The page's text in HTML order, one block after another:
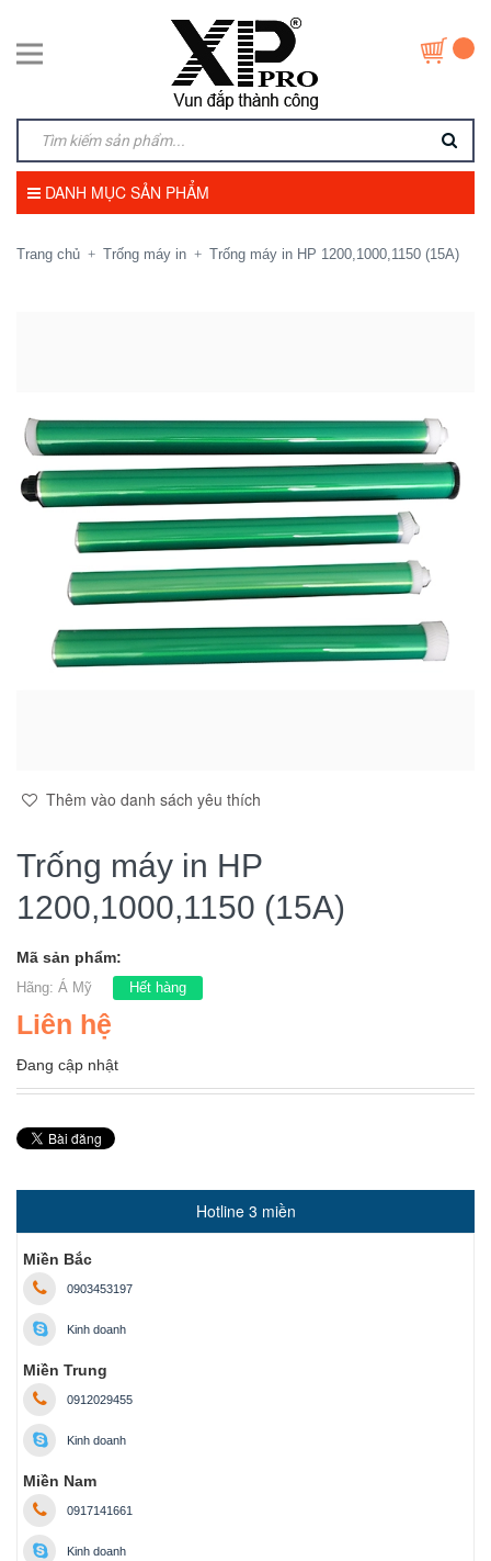
DANH MỤC SẢN PHẨM
Trang chủ + Trống máy in + Trống máy in HP 1200,1000,1150 (15A)
Thêm vào danh sách yêu thích
Trống máy in HP
1200,1000,1150 (15A)
Mã sản phẩm:
Hãng: Á Mỹ Hết hàng
Liên hệ
Đang cập nhật
Hotline 3 miền
Miền Bắc
0903453197
Kinh doanh
Miền Trung
0912029455
Kinh doanh
Miền Nam
0917141661
Kinh doanh